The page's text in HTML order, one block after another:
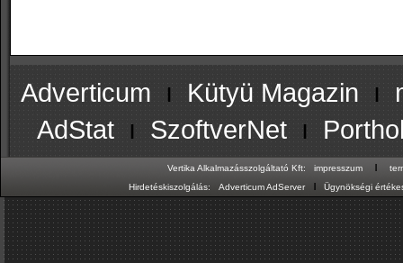
Adverticum ı Kütyü Magazinı
AdStat ıSzoftverNetı
Vertika Alkalmazásszolgáltató Kft: impresszum ı
Hirdetéskiszolgálás:
Adverticum AdServer ıÜgynökségi